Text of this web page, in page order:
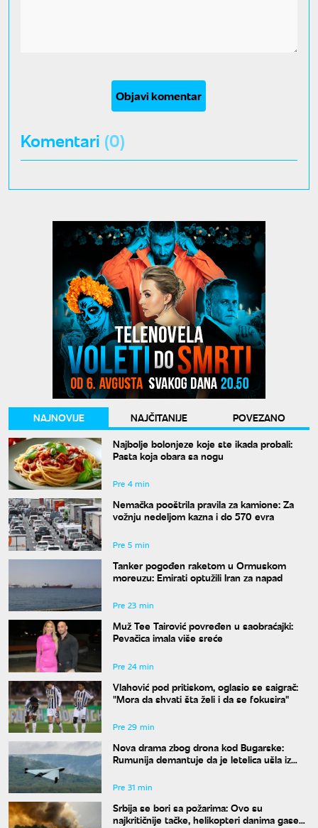
Objavi komentar
Komentari (0)
NAJNOVIJE NAJČITANIJE
POVEZANO
Najbolje bolonjeze koje ste ikada probali:
Pasta koja obara sa nogu
Pre 4 min
Nemačka pooštrila pravila za kamione: Za
vožnju nedeljom kazna i do 570 evra
Pre 5 min
Tanker pogođen raketom u Ormuskom
moreuzu: Emirati optužili Iran za napad
Pre 23 min
Muž Tee Tairović povređen u saobraćajki:
Pevačica imala više sreće
Pre 24 min
Vlahović pod pritiskom, oglasio se saigrač:
"Mora da shvati šta želi i da se fokusira"
Pre 29 min
Nova drama zbog drona kod Bugarske:
Rumunija demantuje da je letelica ušla iz
Pre 31 min
Srbija se bori sa požarima: Ovo su
najkritičnije tačke, helikopteri danima gase